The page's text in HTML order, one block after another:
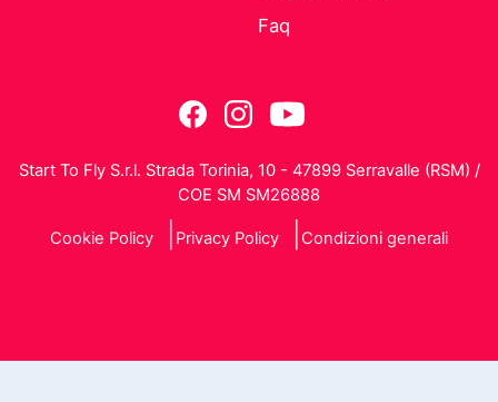
Faq
Start To Fly S.r.l. Strada Torinia, 10 - 47899 Serravalle (RSM) /
COE SM SM26888
Cookie Policy Privacy Policy Condizioni generali